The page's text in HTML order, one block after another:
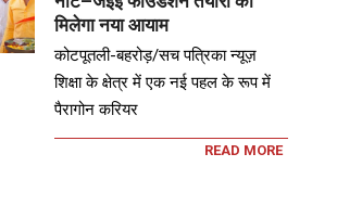
मिलेगा नया आयाम
कोटपूतली-बहरोड़/सच पत्रिका न्यूज़
शिक्षा के क्षेत्र में एक नई पहल के रूप में
पैरागोन करियर
READ MORE